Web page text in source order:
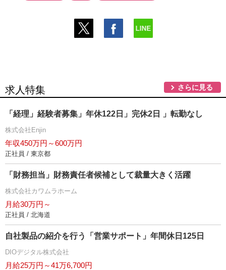
求人特集 さらに見る
「経理」経験者募集」年休122日」完休2日 」転勤なし
株式会社Enjin
年収450万円～600万円
正社員 / 東京都
「財務担当」財務責任者候補として裁量大きく活躍
株式会社カワムラホーム
月給30万円～
正社員 / 北海道
自社製品の紹介を行う「営業サポート」年間休日125日
DIOデジタル株式会社
月給25万円～41万6,700円